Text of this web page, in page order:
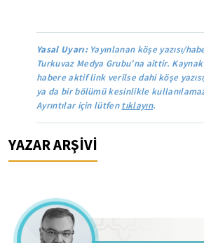
Yasal Uyarı: Yayınlanan köşe yazısı/
Turkuvaz Medya Grubu’na aittir.
habere aktif link verilse dahi köşe
ya da bir bölümü kesinlikle
Ayrıntılar için lütfentıklayın.
YAZAR ARŞİVİ